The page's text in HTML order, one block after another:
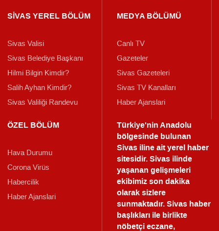
SİVAS YEREL BÖLÜM
Sivas Valisi
Sivas Belediye Başkanı
Hilmi Bilgin Kimdir?
Salih Ayhan Kimdir?
Sivas Valiliği Randevu
MEDYA BÖLÜMÜ
Canlı TV
Gazeteler
Sivas Gazeteleri
Sivas TV Kanalları
Haber Ajanslari
ÖZEL BÖLÜM
Hava Durumu
Corona Virüs
Habercilik
Haber Ajanslari
Türkiye'nin Anadolu
bölgesinde bulunan
Sivas iline ait yerel haber
sitesidir. Sivas ilinde
yaşanan gelişmeleri
ekibimiz son dakika
olarak sizlere
sunmaktadır.Sivas haber
başlıkları ile birlikte
nöbetçi eczane,